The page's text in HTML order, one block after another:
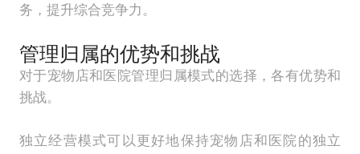
务，提升综合竞争力。
管理归属的优势和挑战
对于宠物店和医院管理归属模式的选择，各有优势和
挑战。
独立经营模式可以更好地保持宠物店和医院的独立